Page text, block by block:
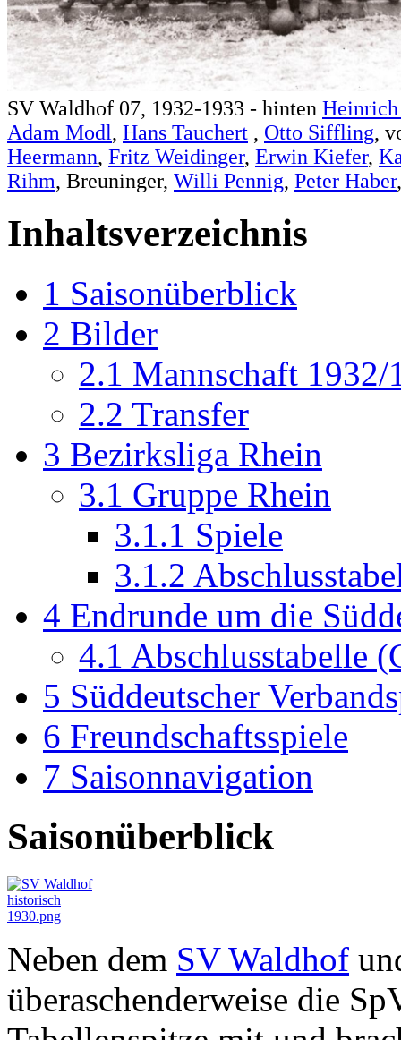
SV Waldhof 07, 1932-1933 - hinten
Adam Modl, Hans Tauchert , Otto Siffling,
Heermann, Fritz Weidinger, Erwin Kiefer,
Rihm, Breuninger, Willi Pennig, Peter Haber
Inhaltsverzeichnis
1 Saisonüberblick
2 Bilder
2.1 Mannschaft 1932/
2.2 Transfer
3 Bezirksliga Rhein
3.1 Gruppe Rhein
3.1.1 Spiele
3.1.2
4 Endrunde um die
4.1 Abschlusstabelle
5 Süddeutscher
6 Freundschaftsspiele
7 Saisonnavigation
Saisonüberblick
Neben dem SV Waldhof
überaschenderweise die